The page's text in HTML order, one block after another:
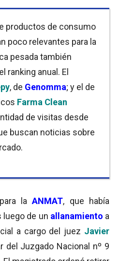
productos de consumo
poco relevantes para la
pesada también
ranking anual. El
, de Genomma; y el de
Farma Clean
de visitas desde
buscan noticias sobre
laANMAT, que había
luego de un allanamiento a
a cargo del juez Javier
del Juzgado Nacional nº 9